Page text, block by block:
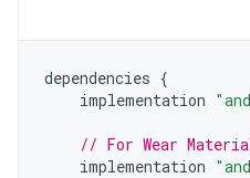
dependencies
implementation
// For Wear
implementation